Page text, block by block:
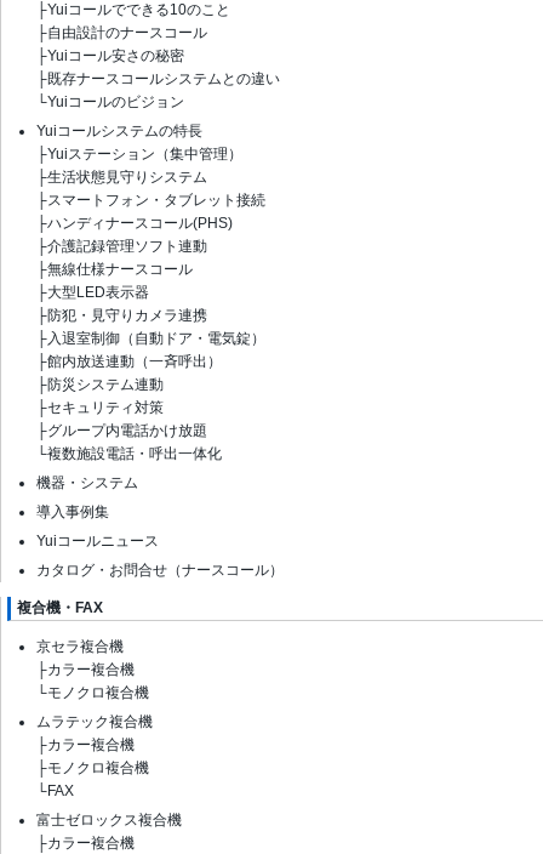
├Yuiコールでできる10のこと
├自由設計のナースコール
├Yuiコール安さの秘密
├既存ナースコールシステムとの違い
└Yuiコールのビジョン
Yuiコールシステムの特長
├Yuiステーション（集中管理）
├生活状態見守りシステム
├スマートフォン・タブレット接続
├ハンディナースコール(PHS)
├介護記録管理ソフト連動
├無線仕様ナースコール
├大型LED表示器
├防犯・見守りカメラ連携
├入退室制御（自動ドア・電気錠）
├館内放送連動（一斉呼出）
├防災システム連動
├セキュリティ対策
├グループ内電話かけ放題
└複数施設電話・呼出一体化
機器・システム
導入事例集
Yuiコールニュース
カタログ・お問合せ（ナースコール）
複合機・FAX
京セラ複合機
├カラー複合機
└モノクロ複合機
ムラテック複合機
├カラー複合機
├モノクロ複合機
└FAX
富士ゼロックス複合機
├カラー複合機